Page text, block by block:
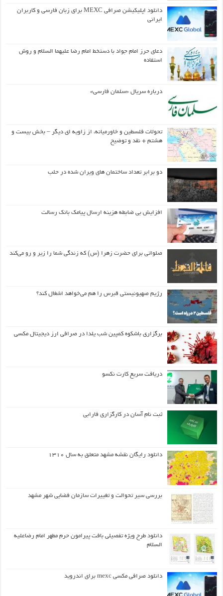
دانلود اپلیکیشن صرافی MEXC برای زبان فارسی و کاربران
ایرانی
دعای حرز امام جواد با دستخط امام رضا علیهما السلام و روش
استفاده
درباره سریال «سلمان فارسی»
تحولات فلسطین و خاورمیانه، از زاویه ای دیگر – بخش بیست و
هشتم + نقد و توضیح
دو برابر تعداد ساختمان های ویران شده در حلب
افزایش بی ضابطه هزینه ارسال پیامک بانک رسالت
صلواتی برای حضرت زهرا (س) که زندگی شما را زیر و رو می‌کند
رژیم صهیونیستی قبرس را هم می‌خواهد اشغال کند؟
برگزاری باشکوه کمپین شب یلدا در صرافی ارز دیجیتال مکسی
دریافت سریع کارت نکسو
ثبت نام آسان در کارگزاری فارابی
دانلود رایگان نقشه مشهد متعلق به سال ۱۳۱۰
بررسی سیر تحوالت و تغییرات سازمان فضایی شهر مشهد
دانلود طرح ويژه تفصيلي بافت پيرامون حرم مطهر امام رضاعليه
السلام
دانلود صرافی مکسی mexc برای اندروید